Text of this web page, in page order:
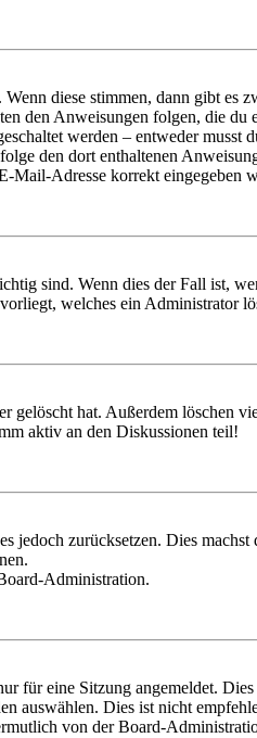
diese stimmen, dann gibt es
den Anweisungen folgen, die
werden – entweder musst
den dort enthaltenen
Adresse korrekt eingegeben
sind. Wenn dies der Fall ist,
welches ein Administrator
hat. Außerdem löschen
aktiv an den Diskussionen teil!
zurücksetzen. Dies
Administration.
eine Sitzung angemeldet.
auswählen. Dies ist nicht
von der Board-